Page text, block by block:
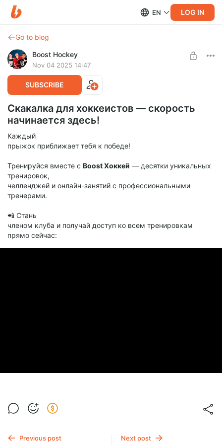
EN LOG IN
Go to blog
Boost Hockey
Nov 04 2025 14:47
SUBSCRIBE
Скакалка для хоккеистов — скорость
начинается здесь!
Каждый
прыжок приближает тебя к победе!
Тренируйся вместе с Boost Хоккей — десятки уникальных
тренировок,
челленджей и онлайн-занятий с профессиональными
тренерами.
📲 Стань
членом клуба и получай доступ ко всем тренировкам
прямо сейчас:
Previous post Next post